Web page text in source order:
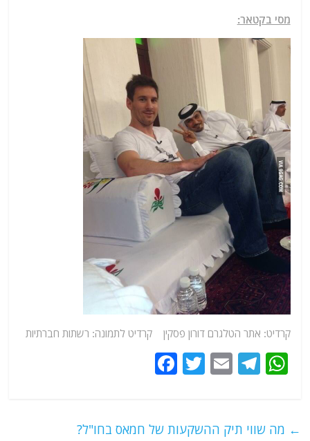
מסי בקטאר:
קרדיט: אתר הטלגרם דורון פסקין קרדיט לתמונה: רשתות חברתיות
W
s
T
g
E
l
T
er
e ← מה שווי תיק ההשקעות של חמאס בחו"ל?